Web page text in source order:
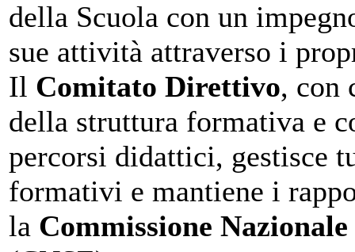
della Scuola con un
sue attività attraverso i
Il Comitato Direttivo, con
della struttura formativa e
percorsi didattici, gestisce
formativi e mantiene i
la Commissione